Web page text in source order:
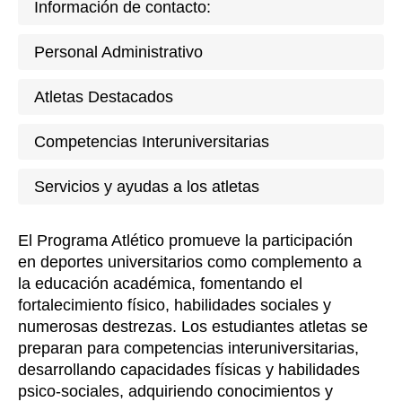
Información de contacto:
Personal Administrativo
Atletas Destacados
Competencias Interuniversitarias
Servicios y ayudas a los atletas
El Programa Atlético promueve la participación
en deportes universitarios como complemento a
la educación académica, fomentando el
fortalecimiento físico, habilidades sociales y
numerosas destrezas. Los estudiantes atletas se
preparan para competencias interuniversitarias,
desarrollando capacidades físicas y habilidades
psico-sociales, adquiriendo conocimientos y